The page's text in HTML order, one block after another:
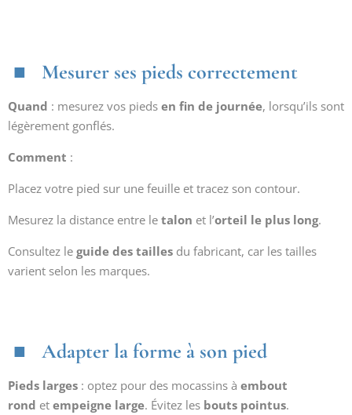
Mesurer ses pieds correctement
Quand : mesurez vos pieds en fin de journée, lorsqu’ils sont
légèrement gonflés.
Comment :
Placez votre pied sur une feuille et tracez son contour.
Mesurez la distance entre le talon et l’orteil le plus long.
Consultez le guide des tailles du fabricant, car les tailles
varient selon les marques.
Adapter la forme à son pied
Pieds larges : optez pour des mocassins à embout
rond et empeigne large. Évitez les bouts pointus.